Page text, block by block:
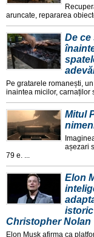
aruncate, repararea
De ce
Pe gratarele romanești,
inaintea micilor, carnaților
Mitul
așezari
79 e. ...
Elon
Christopher Nolan
Elon Musk afirma ca